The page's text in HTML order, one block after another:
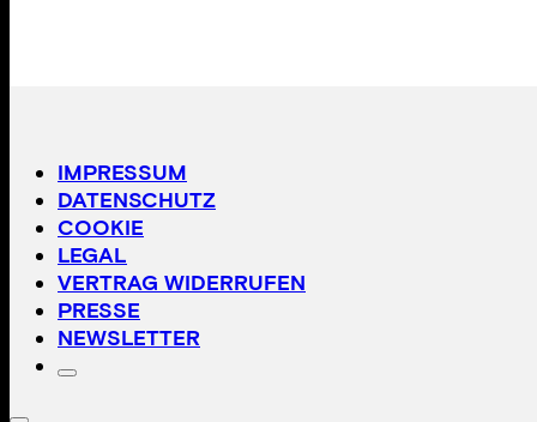
IMPRESSUM
DATENSCHUTZ
COOKIE
LEGAL
VERTRAG WIDERRUFEN
PRESSE
NEWSLETTER